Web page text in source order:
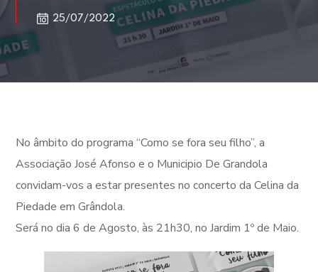
25/07/2022
No âmbito do programa “Como se fora seu filho”, a
Associação José Afonso e o Municipio De Grandola
convidam-vos a estar presentes no concerto da Celina da
Piedade em Grândola.
Será no dia 6 de Agosto, às 21h30, no Jardim 1º de Maio.